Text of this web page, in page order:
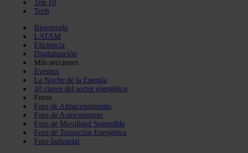
Top 10
Tech
Bioenergía
LATAM
Eficiencia
Digitalización
Más secciones
Eventos
La Noche de la Energía
10 claves del sector energético
Foros
Foro de Almacenamiento
Foro de Autoconsumo
Foro de Movilidad Sostenible
Foro de Transición Energética
Foro Industrial